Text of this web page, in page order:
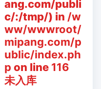
ang.com/publi
c/:/tmp/) in /w
ww/wwwroot/
mipang.com/p
ublic/index.ph
p on line 116
未入库